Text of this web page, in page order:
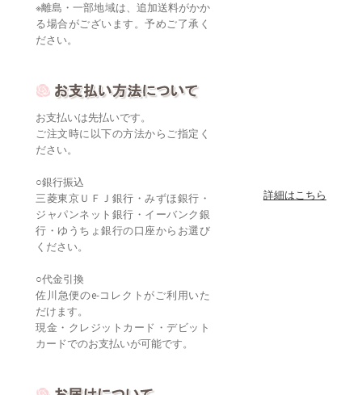
※離島・一部地域は、追加送料がかか
る場合がございます。予めご了承く
ださい。
お支払いは先払いです。
ご注文時に以下の方法からご指定く
ださい。
○銀行振込
三菱東京ＵＦＪ銀行・みずほ銀行・
ジャパンネット銀行・イーバンク銀
行・ゆうちょ銀行の口座からお選び
ください。
○代金引換
佐川急便のe-コレクトがご利用いた
だけます。
現金・クレジットカード・デビット
カードでのお支払いが可能です。
詳細はこちら